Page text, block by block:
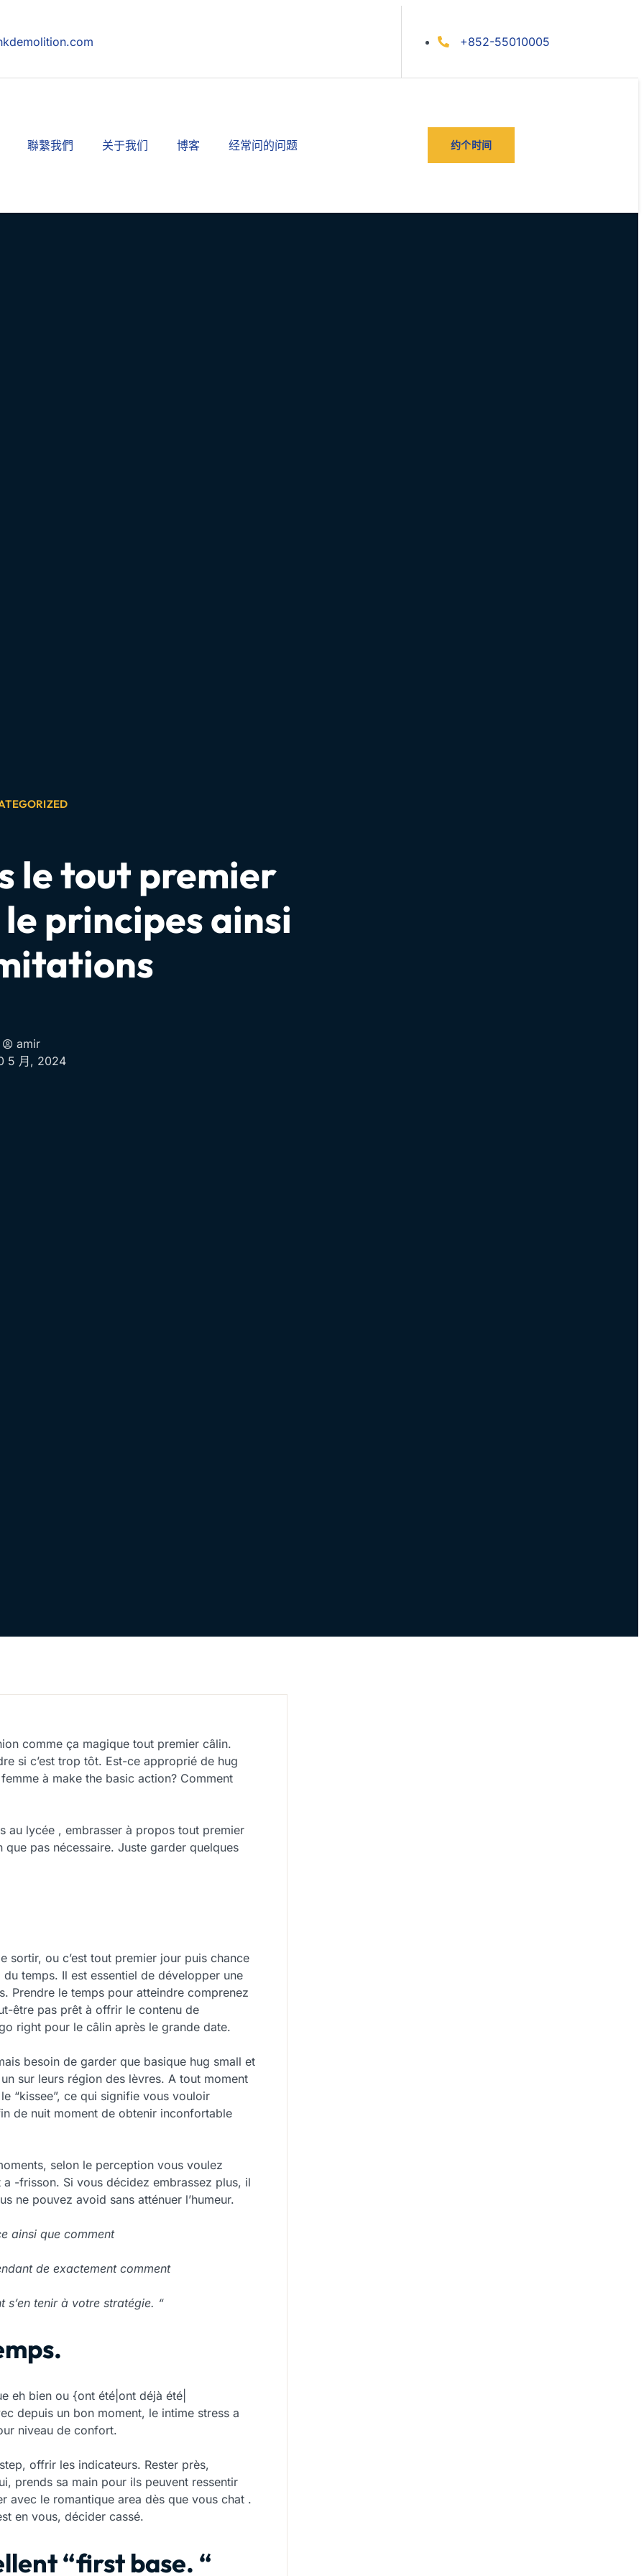
+852-55010005
聯繫我們 关于我们 博客 经常问的问题 约个时间
le tout premier
principes ainsi
amir
5 月, 2024
comme ça magique tout premier câlin.
si c’est trop tôt. Est-ce approprié de hug
à make the basic action? Comment
au lycée , embrasser à propos tout premier
pas nécessaire. Juste garder quelques
sortir, ou c’est tout premier jour puis chance
temps. Il est essentiel de développer une
Prendre le temps pour atteindre comprenez
être pas prêt à offrir le contenu de
right pour le câlin après le grande date.
besoin de garder que basique hug small et
sur leurs région des lèvres. A tout moment
“kissee”, ce qui signifie vous vouloir
de nuit moment de obtenir inconfortable
selon le perception vous voulez
-frisson. Si vous décidez embrassez plus, il
ne pouvez avoid sans atténuer l’humeur.
ainsi que comment
de exactement comment
s’en tenir à votre stratégie. “
eh bien ou {ont été|ont déjà été|
depuis un bon moment, le intime stress a
niveau de confort.
offrir les indicateurs. Rester près,
prends sa main pour ils peuvent ressentir
avec le romantique area dès que vous chat .
en vous, décider cassé.
“first base. “